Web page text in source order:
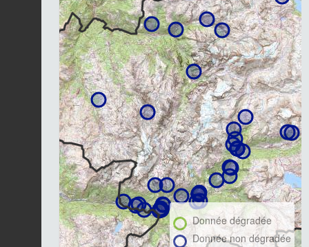
Donnée dégradée
Donnée non dégradée